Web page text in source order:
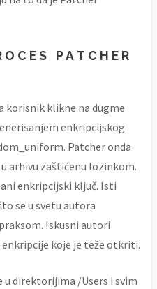
PATCHER
korisnik klikne na dugme
enkripcijskog
Patcher onda
arhivu zaštićenu lozinkom.
enkripcijski ključ. Isti
se u svetu autora
Iskusni autori
koje je teže otkriti.
direktorijima /Users i svim